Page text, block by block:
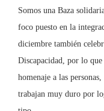
Somos una Baza
foco puesto en la
diciembre también
Discapacidad, por lo que
homenaje a las
trabajan muy duro por